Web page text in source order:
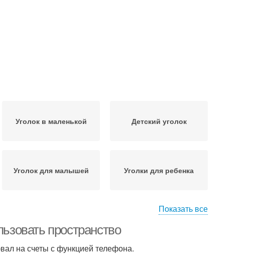
Уголок в маленькой Детский уголок
Уголок для малышей Уголки для ребенка
Показать все
пространство
на счеты с функцией телефона.